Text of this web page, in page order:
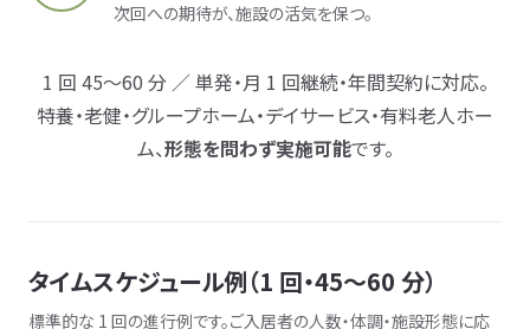
次回への期待が、施設の活気を保つ。
1 回 45〜60 分 ／ 単発・月 1 回継続・年間契約に対応。
特養・老健・グループホーム・デイサービス・有料老人ホー
ム、形態を問わず実施可能です。
タイムスケジュール例（1 回・45〜60 分）
標準的な 1 回の進行例です。ご入居者の人数・体調・施設形態に応